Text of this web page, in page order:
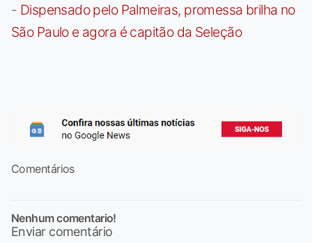
- Dispensado pelo Palmeiras, promessa brilha no
São Paulo e agora é capitão da Seleção
Comentários
Nenhum comentario!
Enviar comentário